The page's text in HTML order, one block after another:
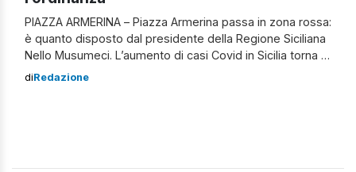
PIAZZA ARMERINA – Piazza Armerina passa in zona rossa:
è quanto disposto dal presidente della Regione Siciliana
Nello Musumeci. L’aumento di casi Covid in Sicilia torna a
far paura. Nell’Ennese, nello specifico, a seguito di
diRedazione